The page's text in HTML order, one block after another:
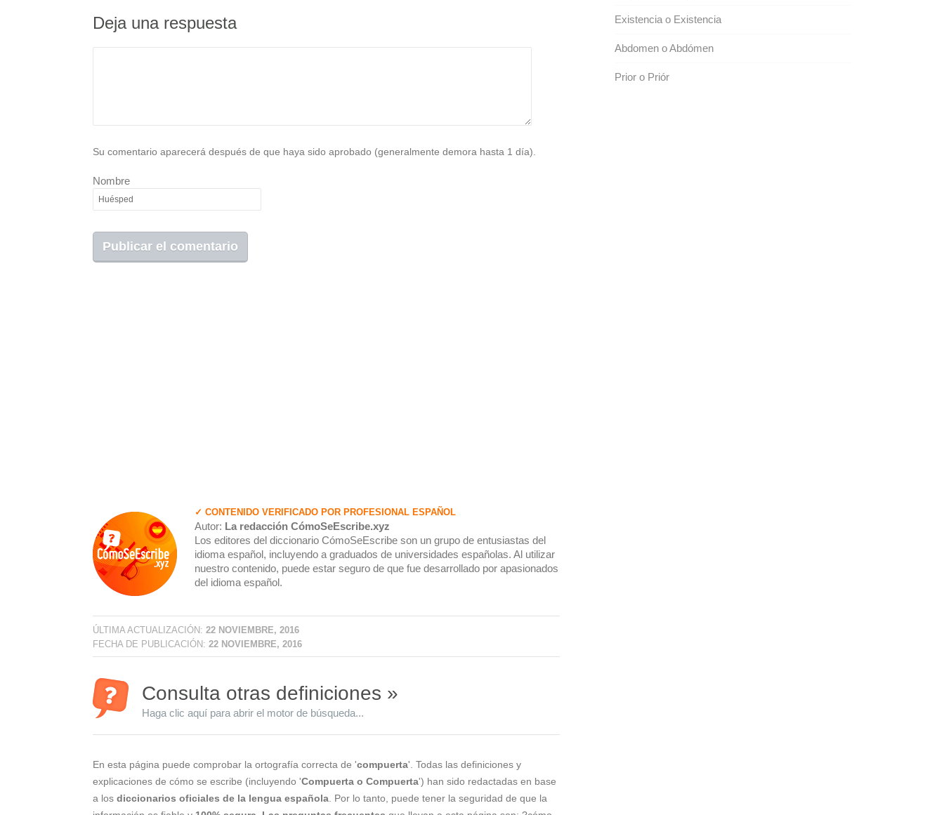
Deja una respuesta
Su comentario aparecerá después de que haya sido aprobado (generalmente demora hasta 1 día).
Nombre
✓ CONTENIDO VERIFICADO POR PROFESIONAL ESPAÑOL
Autor: La redacción CómoSeEscribe.xyz
Los editores del diccionario CómoSeEscribe son un grupo de entusiastas del
idioma español, incluyendo a graduados de universidades españolas. Al utilizar
nuestro contenido, puede estar seguro de que fue desarrollado por apasionados
del idioma español.
ÚLTIMA ACTUALIZACIÓN: 22 NOVIEMBRE, 2016
FECHA DE PUBLICACIÓN: 22 NOVIEMBRE, 2016
Consulta otras definiciones »
Haga clic aquí para abrir el motor de búsqueda...
En esta página puede comprobar la ortografía correcta de 'compuerta'. Todas las definiciones y
explicaciones de cómo se escribe (incluyendo 'Compuerta o Compuerta') han sido redactadas en base
a los diccionarios oficiales de la lengua española . Por lo tanto, puede tener la seguridad de que la
Existencia o Existencia
Abdomen o Abdómen
Prior o Priór